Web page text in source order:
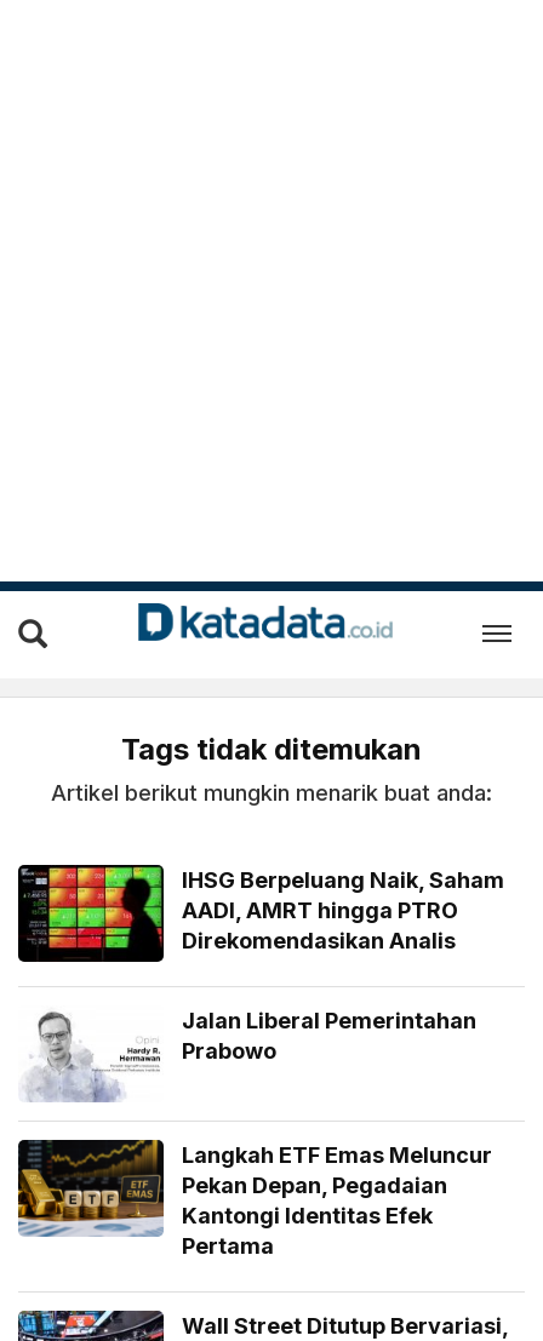
Tags tidak ditemukan
Artikel berikut mungkin menarik buat anda:
IHSG Berpeluang Naik, Saham
AADI, AMRT hingga PTRO
Direkomendasikan Analis
Jalan Liberal Pemerintahan
Prabowo
Langkah ETF Emas Meluncur
Pekan Depan, Pegadaian
Kantongi Identitas Efek
Pertama
Wall Street Ditutup Bervariasi,